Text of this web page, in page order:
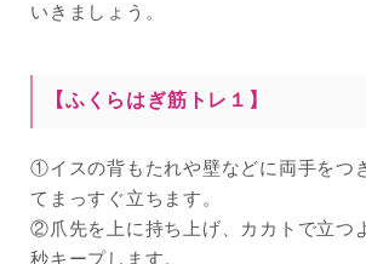
いきましょう。
【ふくらはぎ筋トレ１】
①イスの背もたれや壁などに両手をつ
てまっすぐ立ちます。
②爪先を上に持ち上げ、カカトで立つ
秒キープします。